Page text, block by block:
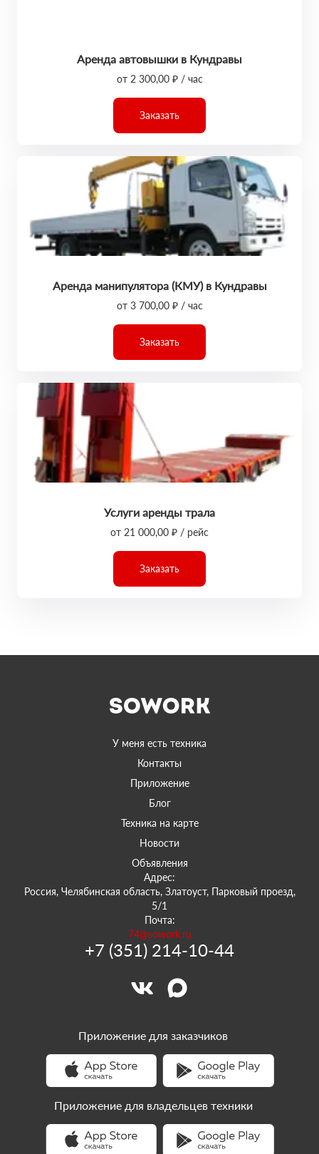
Аренда автовышки в Кундравы
от 2 300,00 ₽ / час
Заказать
Аренда манипулятора (КМУ) в Кундравы
от 3 700,00 ₽ / час
Заказать
Услуги аренды трала
от 21 000,00 ₽ / рейс
Заказать
У меня есть техника
Контакты
Приложение
Блог
Техника на карте
Новости
Объявления
Адрес:
Россия, Челябинская область, Златоуст, Парковый проезд,
5/1
Почта:
74@sowork.ru
+7 (351) 214-10-44
Приложение для заказчиков
Приложение для владельцев техники